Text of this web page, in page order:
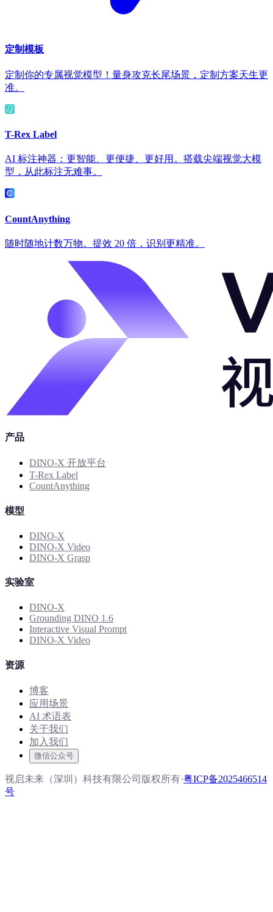
定制模板
定制你的专属视觉模型！量身攻克长尾场景，定制方案天生更
准。
T-Rex Label
AI 标注神器：更智能、更便捷、更好用。搭载尖端视觉大模
型，从此标注无难事。
CountAnything
随时随地计数万物。提效 20 倍，识别更精准。
产品
DINO-X 开放平台
T-Rex Label
CountAnything
模型
DINO-X
DINO-X Video
DINO-X Grasp
实验室
DINO-X
Grounding DINO 1.6
Interactive Visual Prompt
DINO-X Video
资源
博客
应用场景
AI 术语表
关于我们
加入我们
微信公众号
视启未来（深圳）科技有限公司版权所有·粤ICP备2025466514
号